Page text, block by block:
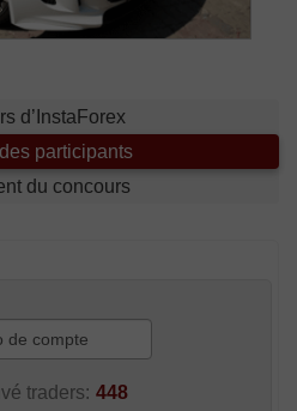
d’InstaForex
participants
du concours
traders: 448